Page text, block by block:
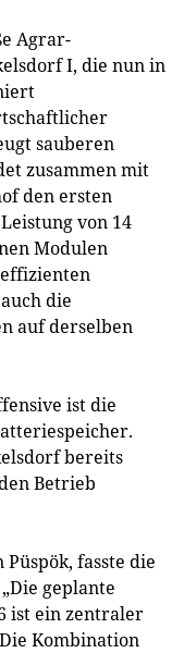
Agrar-
I, die nun in
sauberen
zusammen mit
den ersten
von 14
Modulen
die
auf derselben
ist die
bereits
Betrieb
fasste die
geplante
ist ein zentraler
Kombination